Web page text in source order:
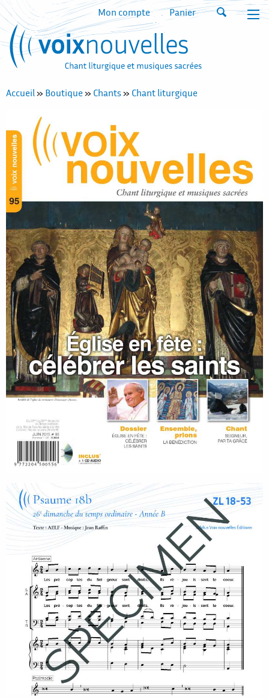
Mon compte Panier
Accueil» Boutique» Chants» Chant liturgique